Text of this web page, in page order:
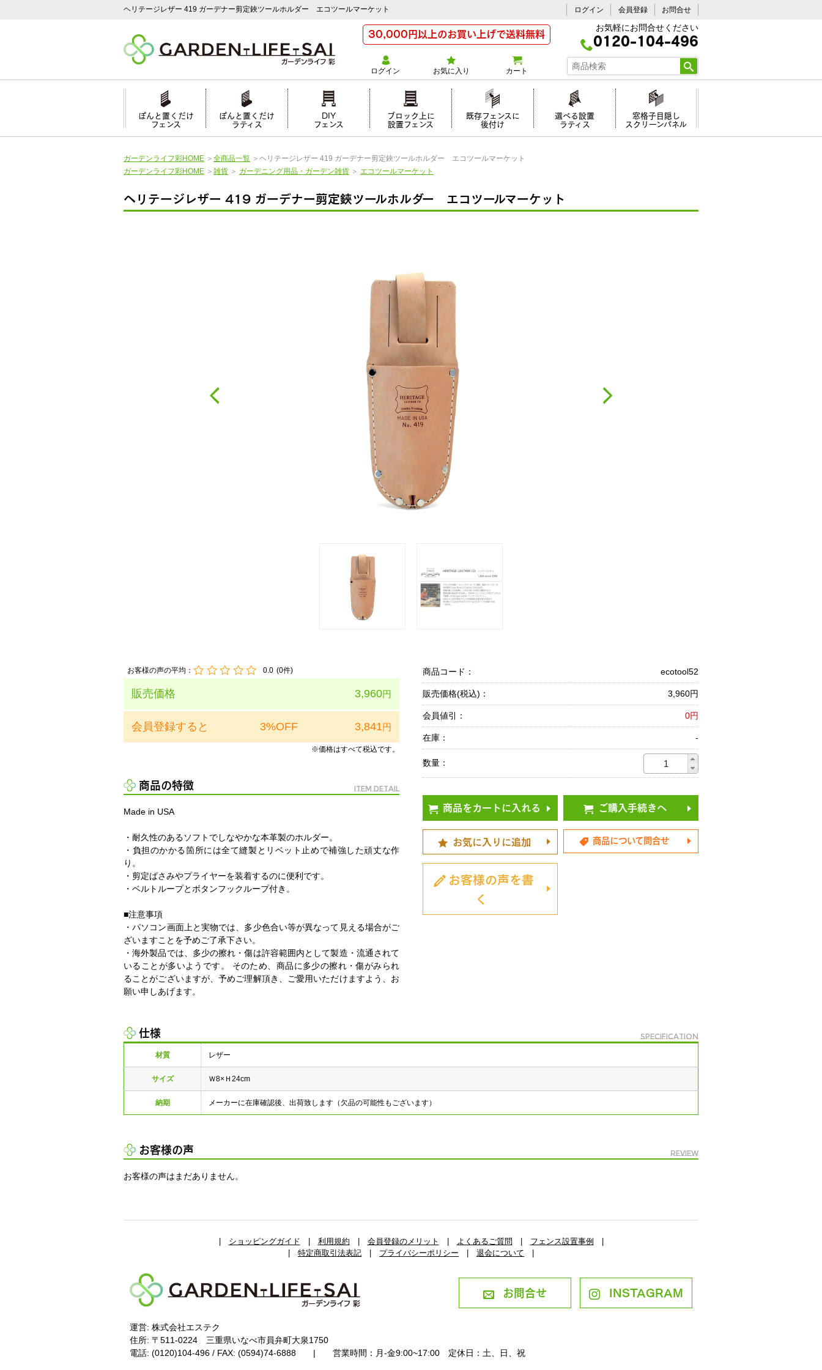
ヘリテージレザー 419 ガーデナー剪定鋏ツールホルダー エコツールマーケット ログイン 会員登録 お問合せ
30,000円以上のお買い上げで送料無料 お気軽にお問合せください
0120-104-496
ログイン お気に入り カート
ぽんと置くだけ
フェンス
ぽんと置くだけ
ラティス
DIY
フェンス
ブロック上に
設置フェンス
既存フェンスに
後付け
選べる設置
ラティス
窓格子目隠し
スクリーンパネル
ガーデンライフ彩HOME ＞ 全商品一覧 ＞ ヘリテージレザー 419 ガーデナー剪定鋏ツールホルダー エコツールマーケット
ガーデンライフ彩HOME ＞ 雑貨 ＞ ガーデニング用品・ガーデン雑貨 ＞ エコツールマーケット
ヘリテージレザー 419 ガーデナー剪定鋏ツールホルダー エコツールマーケット
お客様の声の平均： 0.0 (0件)
販売価格 3,960円
会員登録すると 3%OFF 3,841円
※価格はすべて税込です。
商品の特徴 Item Detail
Made in USA
・耐久性のあるソフトでしなやかな本革製のホルダー。
・負担のかかる箇所には全て縫製とリベット止めで補強した頑丈な作
り。
・剪定ばさみやプライヤーを装着するのに便利です。
・ベルトループとボタンフックループ付き。
■注意事項
・パソコン画面上と実物では、多少色合い等が異なって見える場合がご
ざいますことを予めご了承下さい。
・海外製品では、多少の擦れ・傷は許容範囲内として製造・流通されて
いることが多いようです。 そのため、商品に多少の擦れ・傷がみられ
ることがございますが、予めご理解頂き、ご愛用いただけますよう、お
願い申しあげます。
商品コード： ecotool52
販売価格(税込)： 3,960円
会員値引： 0円
在庫： -
数量：
商品をカートに入れる ご購入手続きへ
お気に入りに追加 商品について問合せ
お客様の声を書
く
仕様 specification
材質 レザー
サイズ Ｗ8×Ｈ24cm
納期 メーカーに在庫確認後、出荷致します（欠品の可能性もございます）
お客様の声 Review
お客様の声はまだありません。
ショッピングガイド 利用規約 会員登録のメリット よくあるご質問 フェンス設置事例
特定商取引法表記 プライバシーポリシー 退会について
INSTAGRAM
お問合せ
運営: 株式会社エステク
住所: 〒511-0224 三重県いなべ市員弁町大泉1750
電話: (0120)104-496 / FAX: (0594)74-6888 | 営業時間：月-金9:00~17:00 定休日：土、日、祝